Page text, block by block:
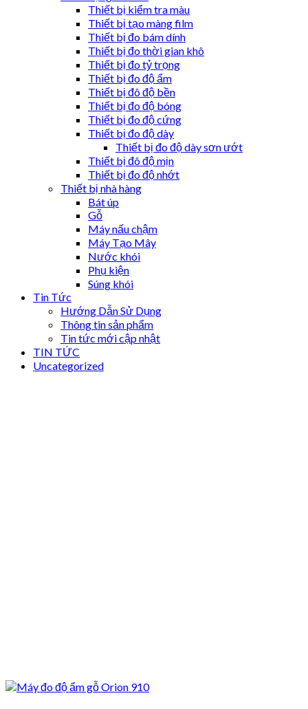
Thiết bị kiểm tra màu
Thiết bị tạo màng film
Thiết bị đo bám dính
Thiết bị đo thời gian khô
Thiết bị đo tỷ trọng
Thiết bị đo độ ẩm
Thiết bị đô độ bền
Thiết bị đo độ bóng
Thiết bị đo độ cứng
Thiết bị đo độ dày
Thiết bị đo độ dày sơn ướt
Thiết bị đô độ mịn
Thiết bị đo độ nhớt
Thiết bị nhà hàng
Bát úp
Gỗ
Máy nấu chậm
Máy Tạo Mây
Nước khói
Phụ kiện
Súng khói
Tin Tức
Hướng Dẫn Sử Dụng
Thông tin sản phẩm
Tin tức mới cập nhật
TIN TỨC
Uncategorized